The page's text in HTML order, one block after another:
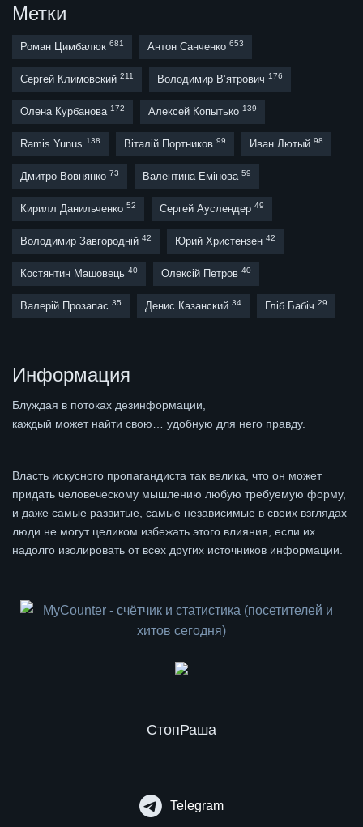
Метки
Роман Цимбалюк 681 Антон Санченко 653
Сергей Климовский 211 Володимир В’ятрович 176
Олена Курбанова 172 Алексей Копытько 139
Ramis Yunus 138 Віталій Портников 99 Иван Лютый 98
Дмитро Вовнянко 73 Валентина Емінова 59
Кирилл Данильченко 52 Сергей Ауслендер 49
Володимир Завгородній 42 Юрий Христензен 42
Костянтин Машовець 40 Олексій Петров 40
Валерій Прозапас 35 Денис Казанский 34 Гліб Бабіч 29
Информация
Блуждая в потоках дезинформации,
каждый может найти свою… удобную для него правду.
Власть искусного пропагандиста так велика, что он может
придать человеческому мышлению любую требуемую форму,
и даже самые развитые, самые независимые в своих взглядах
люди не могут целиком избежать этого влияния, если их
надолго изолировать от всех других источников информации.
СтопРаша
Telegram